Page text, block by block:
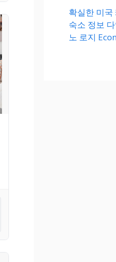
확실한 미국
숙소 정보
노 로지